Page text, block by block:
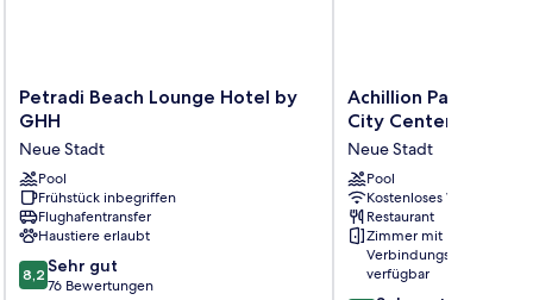
Petradi
Beach
Hotel
by
GHH
Neue
Stadt
Petradi Beach Lounge Hotel by
GHH
Neue Stadt
Pool
Frühstück inbegriffen
Flughafentransfer
Haustiere erlaubt
8.2
von
8,2 Sehr gut
76 Bewertungen
Achillion
Palace
Hotel
Rethymno
City
Center
Neue
Stadt
Achillion Palace
City Center
Neue Stadt
Pool
Kostenloses WLAN
Restaurant
Zimmer mit
Verbindungstür
verfügbar